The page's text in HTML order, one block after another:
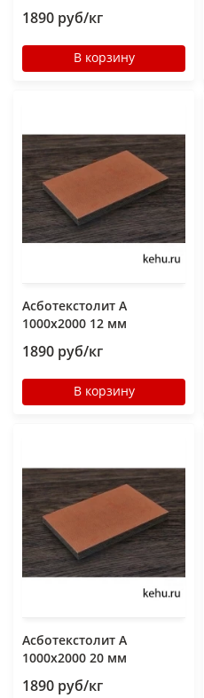
1890 руб/кг
В корзину
Асботекстолит А
1000х2000 12 мм
1890 руб/кг
В корзину
Асботекстолит А
1000х2000 20 мм
1890 руб/кг